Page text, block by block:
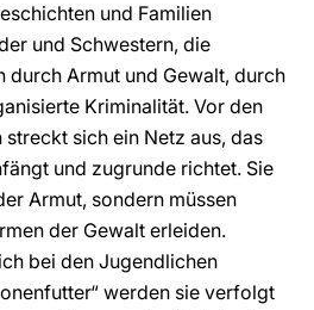
und Familien
und Schwestern, die
durch Armut und Gewalt, durch
Kriminalität. Vor den
sich ein Netz aus, das
und zugrunde richtet. Sie
Armut, sondern müssen
der Gewalt erleiden.
bei den Jugendlichen
werden sie verfolgt